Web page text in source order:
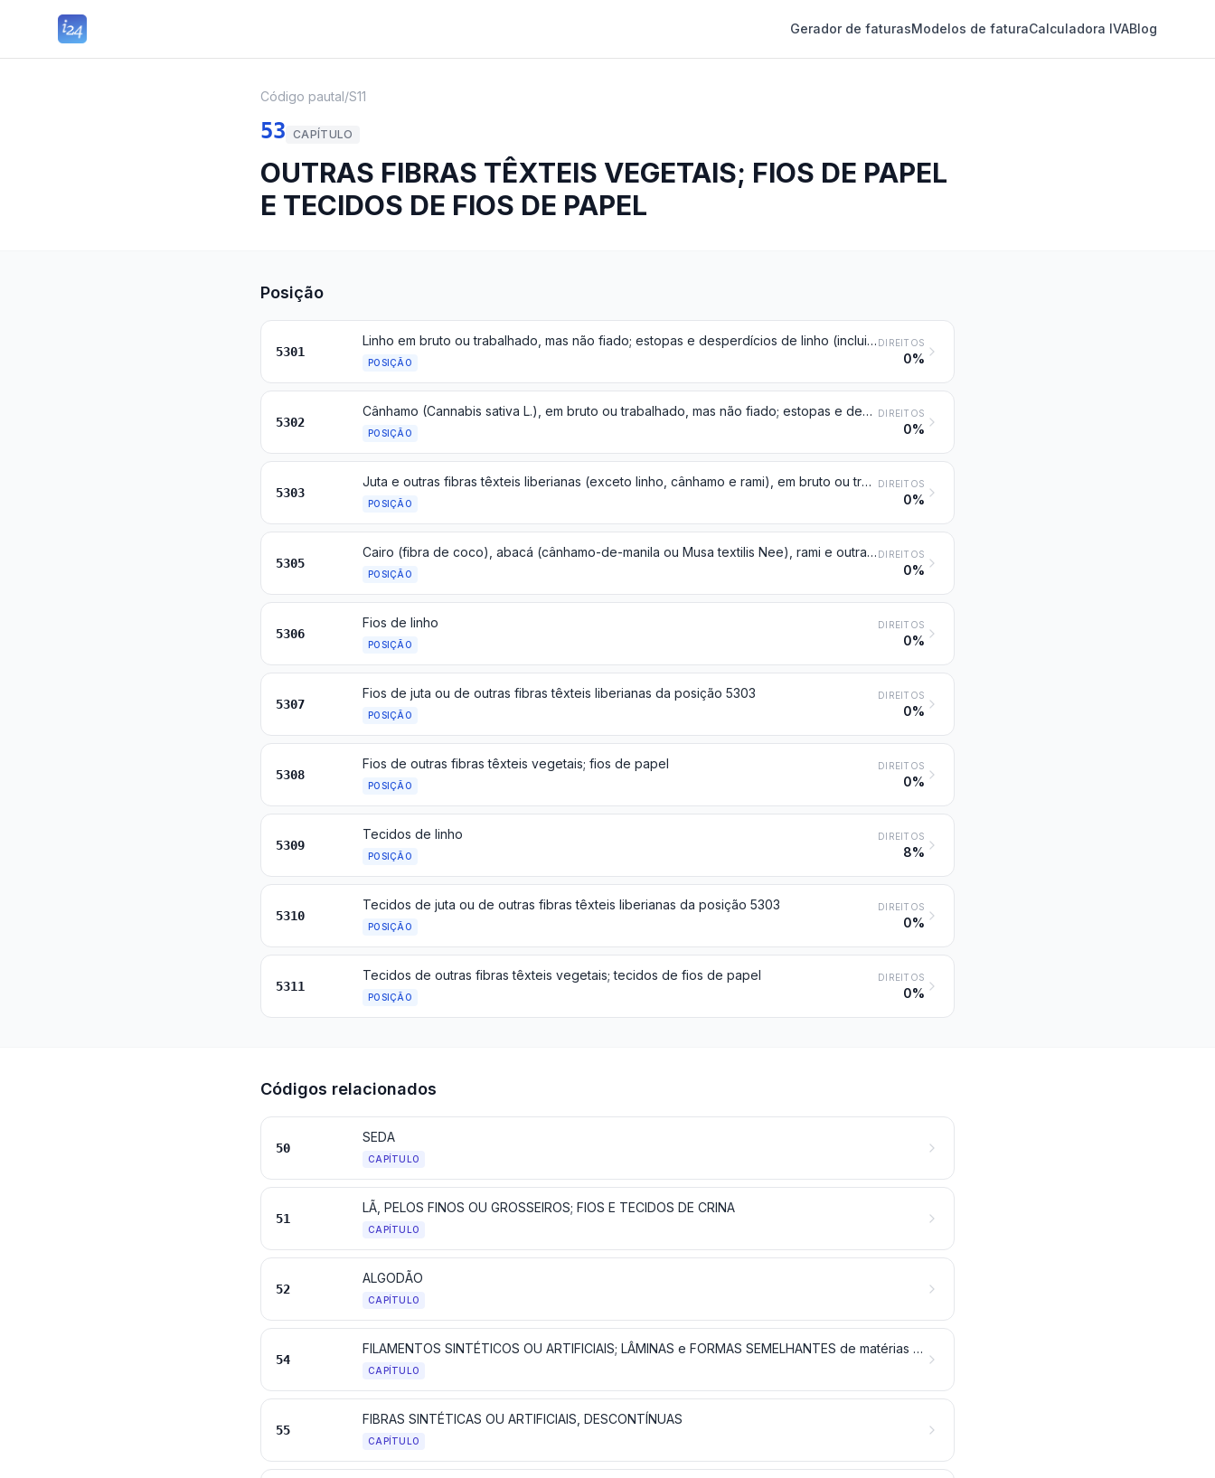
Gerador de faturasModelos de faturaCalculadora IVABlog
Código pautal/S11
53 CAPÍTULO
OUTRAS FIBRAS TÊXTEIS VEGETAIS; FIOS DE PAPEL
E TECIDOS DE FIOS DE PAPEL
Posição
5301
Linho em bruto ou trabalhado, mas não fiado; estopas e desperdícios de linho (incluindo os desperdícios de fios e os fiapos)
POSIÇÃO
DIREITOS
0%
5302
Cânhamo (Cannabis sativa L.), em bruto ou trabalhado, mas não fiado; estopas e desperdícios de cânhamo (incluindo os desperdícios de fios e os fiapos)
POSIÇÃO
DIREITOS
0%
5303
Juta e outras fibras têxteis liberianas (exceto linho, cânhamo e rami), em bruto ou trabalhadas, mas não fiadas; estopas e desperdícios destas fibras (incluindo os desperdícios de fios e os fiapos)
POSIÇÃO
DIREITOS
0%
5305
Cairo (fibra de coco), abacá (cânhamo-de-manila ou Musa textilis Nee), rami e outras fibras têxteis vegetais não especificadas nem compreendidas noutras posições, em bruto ou trabalhados, mas não fiados; estopas e desperdícios destas fibras (incluindo os desperdícios de fios e os fiapos)
POSIÇÃO
DIREITOS
0%
5306
Fios de linho
POSIÇÃO
DIREITOS
0%
5307
Fios de juta ou de outras fibras têxteis liberianas da posição 5303
POSIÇÃO
DIREITOS
0%
5308
Fios de outras fibras têxteis vegetais; fios de papel
POSIÇÃO
DIREITOS
0%
5309
Tecidos de linho
POSIÇÃO
DIREITOS
8%
5310
Tecidos de juta ou de outras fibras têxteis liberianas da posição 5303
POSIÇÃO
DIREITOS
0%
5311
Tecidos de outras fibras têxteis vegetais; tecidos de fios de papel
POSIÇÃO
DIREITOS
0%
Códigos relacionados
50
SEDA
CAPÍTULO
51
LÃ, PELOS FINOS OU GROSSEIROS; FIOS E TECIDOS DE CRINA
CAPÍTULO
52
ALGODÃO
CAPÍTULO
54
FILAMENTOS SINTÉTICOS OU ARTIFICIAIS; LÂMINAS e FORMAS SEMELHANTES de matérias têxteis sintéticas OU ARTIFICIAIS
CAPÍTULO
55
FIBRAS SINTÉTICAS OU ARTIFICIAIS, DESCONTÍNUAS
CAPÍTULO